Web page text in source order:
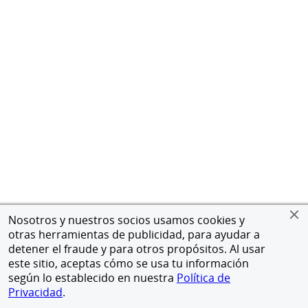
Nosotros y nuestros socios usamos cookies y
otras herramientas de publicidad, para ayudar a
detener el fraude y para otros propósitos. Al usar
este sitio, aceptas cómo se usa tu información
según lo establecido en nuestra Política de
Privacidad.